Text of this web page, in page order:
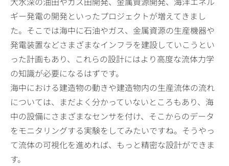
ギー発電の開発といったプロジェクトが増えてきまし
た。そこでは海中に石油やガス、金属資源の生産機器や
発電装置などさまざまなインフラを建設していこうとい
った計画もあり、これらの設計にはより高度な流体力学
の知識が必要になるはずです。
海中における建造物の動きや建造物内の生産流体の流れ
については、まだよく分かっていないところもあり、海
中の設備にさまざまなセンサを付け、そこからのデータ
をモニタリングする実験をしてみたいですね。そうやっ
て流体の可視化を進めれば、もっと精密な設計ができま
す。